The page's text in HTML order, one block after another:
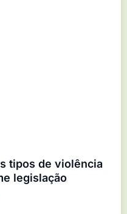
tipos de violência
legislação